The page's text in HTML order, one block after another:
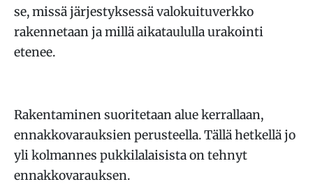
se, missä järjestyksessä valokuituverkko
rakennetaan ja millä aikataululla urakointi
etenee.
Rakentaminen suoritetaan alue kerrallaan,
ennakkovarauksien perusteella. Tällä hetkellä jo
yli kolmannes pukkilalaisista on tehnyt
ennakkovarauksen.